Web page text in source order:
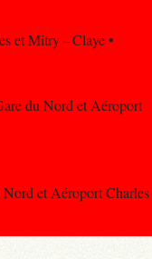
et Mitry – Claye •
du Nord et Aéroport
et Aéroport Charles